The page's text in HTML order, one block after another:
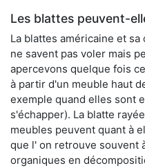
Les blattes peuvent-
La blattes américaine et
ne savent pas voler mais
apercevons quelque fois
à partir d'un meuble haut
exemple quand elles sont
s'échapper). La blatte
meubles peuvent quant à
que l' on retrouve souvent
organiques en